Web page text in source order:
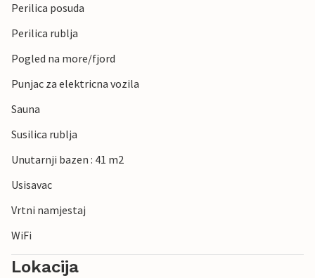
Perilica posuda
Perilica rublja
Pogled na more/fjord
Punjac za elektricna vozila
Sauna
Susilica rublja
Unutarnji bazen : 41 m2
Usisavac
Vrtni namjestaj
WiFi
Lokacija